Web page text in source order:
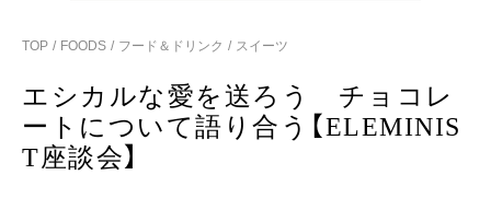
TOP FOODS フード＆ドリンク スイーツ
エシカルな愛を送ろう チョコレ
ートについて語り合う【ELEMINIS
T座談会】